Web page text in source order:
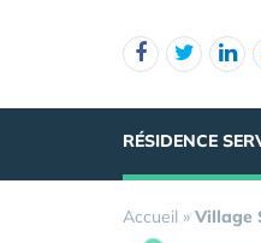
RÉSIDENCE
Accueil » Village